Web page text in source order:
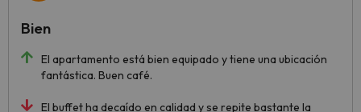
El apartamento está bien equipado y tiene una ubicación
fantástica. Buen café.
El buffet ha decaído en calidad y se repite bastante la
Bien